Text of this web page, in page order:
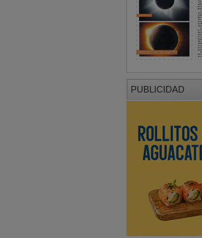
PUBLICIDAD